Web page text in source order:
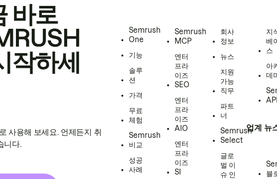
바로
작하세
사용해 보세요. 언제든지 취
니다.
Semrush
One
기능
솔루
션
가격
무료
체험
Semrush
비교
성공
사례
Semrush
MCP
엔터
프라
이즈
SEO
엔터
프라
이즈
AIO
엔터
프라
이즈
SI
회사
정보
뉴스
지원
가능
직무
파트
너
Semrush
Select
글로
벌 이
슈 인
지
베
스
아
데
업계 뉴
블